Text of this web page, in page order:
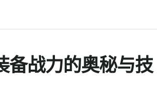
备战力的奥秘与技